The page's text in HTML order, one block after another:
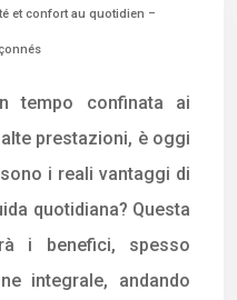
et confort au quotidien –
tempo confinata ai
prestazioni, è oggi
i reali vantaggi di
quotidiana? Questa
i benefici, spesso
integrale, andando